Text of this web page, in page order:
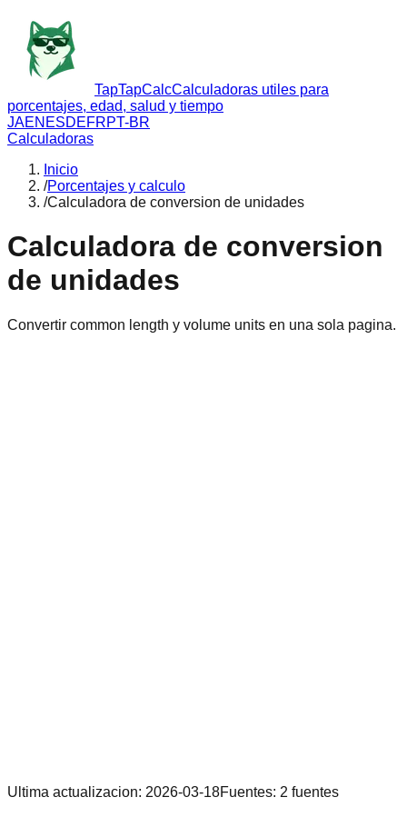
TapTapCalcCalculadoras utiles para
porcentajes, edad, salud y tiempo
JAEN ESDEFRPT-BR
Calculadoras
Inicio
/Porcentajes y calculo
/Calculadora de conversion de unidades
Calculadora de conversion
de unidades
Convertir common length y volume units en una sola pagina.
Ultima actualizacion: 2026-03-18Fuentes: 2 fuentes